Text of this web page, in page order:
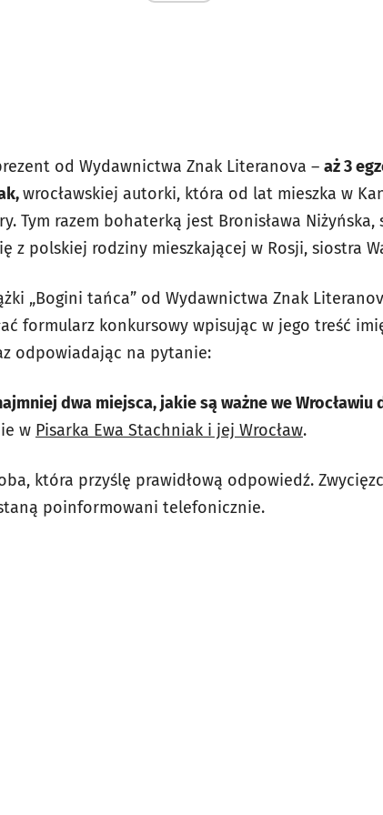
od Wydawnictwa Znak Literanova – aż 3
wrocławskiej autorki, która od lat mieszka w
Tym razem bohaterką jest Bronisława Niżyńska,
z polskiej rodziny mieszkającej w Rosji, siostra
„Bogini tańca” od Wydawnictwa Znak
formularz konkursowy wpisując w jego treść
odpowiadając na pytanie:
dwa miejsca, jakie są ważne we Wrocławiu
w Pisarka Ewa Stachniak i jej Wrocław.
która przyślę prawidłową odpowiedź.
poinformowani telefonicznie.